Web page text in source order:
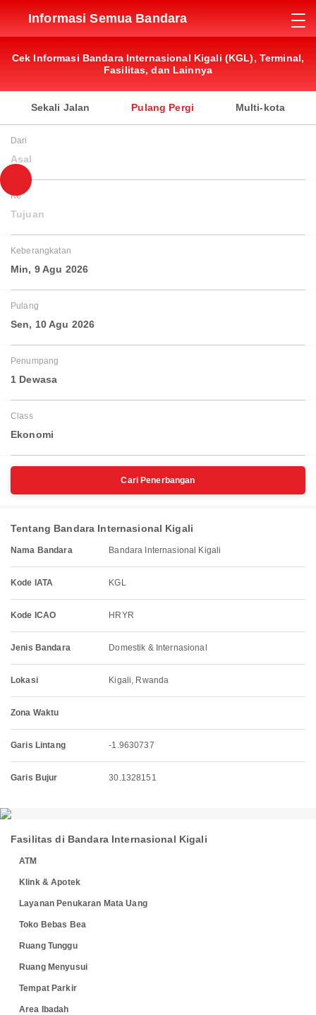
Informasi Semua Bandara
Cek Informasi Bandara Internasional Kigali (KGL), Terminal,
Fasilitas, dan Lainnya
Sekali Jalan Pulang Pergi Multi-kota
Dari
Asal
Ke
Tujuan
Keberangkatan
Min, 9 Agu 2026
Pulang
Sen, 10 Agu 2026
Penumpang
1 Dewasa
Class
Ekonomi
Cari Penerbangan
Tentang Bandara Internasional Kigali
Nama Bandara Bandara Internasional Kigali
Kode IATA KGL
Kode ICAO HRYR
Jenis Bandara Domestik & Internasional
Lokasi Kigali, Rwanda
Zona Waktu
Garis Lintang -1.9630737
Garis Bujur 30.1328151
Fasilitas di Bandara Internasional Kigali
ATM
Klink & Apotek
Layanan Penukaran Mata Uang
Toko Bebas Bea
Ruang Tunggu
Ruang Menyusui
Tempat Parkir
Area Ibadah